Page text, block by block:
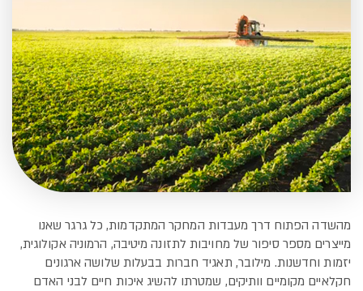
מהשדה הפתוח דרך מעבדות המחקר המתקדמות, כל גרגר שאנו
מייצרים מספר סיפור של מחויבות לתזונה מיטיבה, הרמוניה אקולוגית,
יזמות וחדשנות. מילובר, תאגיד חברות בבעלות שלושה ארגונים
חקלאיים מקומיים וותיקים, שמטרתו להשיג איכות חיים לבני האדם